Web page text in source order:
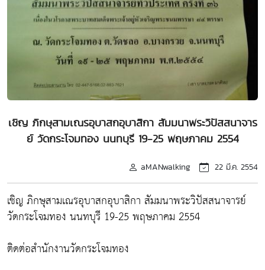
เชิญ ภิกษุสามเณรอุบาสกอุบาสิกา สัมมนาพระวิปัสสนาจาร
ย์ วัดกระโจมทอง นนทบุรี 19-25 พฤษภาคม 2554
aMANwalking 22 มี.ค. 2554
เชิญ ภิกษุสามเณรอุบาสกอุบาสิกา สัมมนาพระวิปัสสนาจารย์
วัดกระโจมทอง นนทบุรี 19-25 พฤษภาคม 2554
ติดต่อสำนักงานวัดกระโจมทอง